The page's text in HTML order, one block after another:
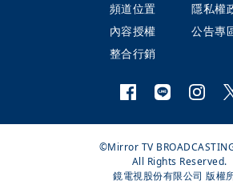
頻道位置
隱私權
內容授權
公告專
整合行銷
©Mirror TV
All Rights Reserved.
鏡電視股份有限公司 版權